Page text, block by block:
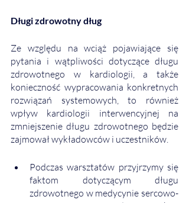
Długi zdrowotny dług
Ze względu na wciąż pojawiające się
pytania i wątpliwości dotyczące długu
zdrowotnego w kardiologii, a także
konieczność wypracowania konkretnych
rozwiązań systemowych, to również
wpływ kardiologii interwencyjnej na
zmniejszenie długu zdrowotnego będzie
zajmował wykładowców i uczestników.
Podczas warsztatów przyjrzymy się
faktom dotyczącym długu
zdrowotnego w medycynie sercowo-